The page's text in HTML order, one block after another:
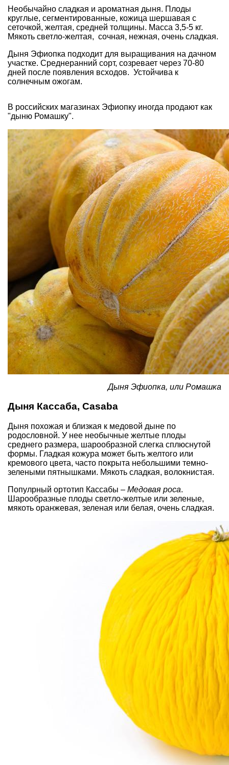
Необычайно сладкая и ароматная дыня. Плоды
круглые, сегментированные, кожица шершавая с
сеточкой, желтая, средней толщины. Масса 3,5-5 кг.
Мякоть светло-желтая, сочная, нежная, очень сладкая.
Дыня Эфиопка подходит для выращивания на дачном
участке. Среднеранний сорт, созревает через 70-80
дней после появления всходов. Устойчива к
солнечным ожогам.
В российских магазинах Эфиопку иногда продают как
"дыню Ромашку".
Дыня Эфиопка, или Ромашка
Дыня Кассаба, Casaba
Дыня похожая и близкая к медовой дыне по
родословной. У нее необычные желтые плоды
среднего размера, шарообразной слегка сплюснутой
формы. Гладкая кожура может быть желтого или
кремового цвета, часто покрыта небольшими темно-
зелеными пятнышками. Мякоть сладкая, волокнистая.
Популрный ортотип Кассабы – Медовая роса.
Шарообразные плоды светло-желтые или зеленые,
мякоть оранжевая, зеленая или белая, очень сладкая.